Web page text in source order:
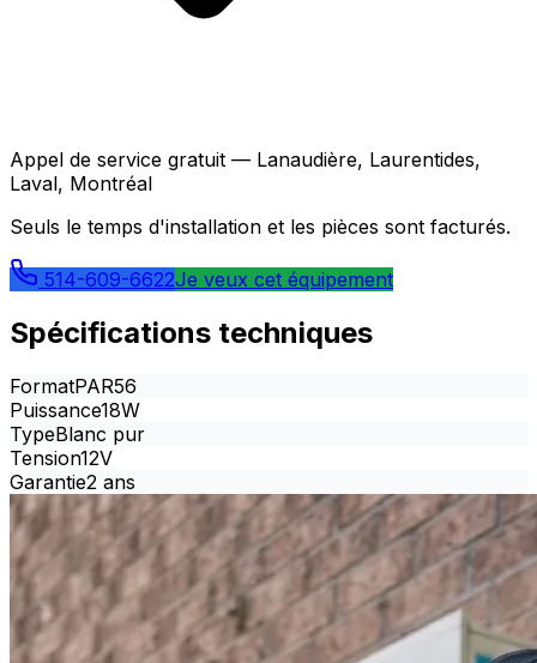
Appel de service gratuit — Lanaudière, Laurentides,
Laval, Montréal
Seuls le temps d'installation et les pièces sont facturés.
514-609-6622Je veux cet équipement
Spécifications techniques
FormatPAR56
Puissance18W
TypeBlanc pur
Tension12V
Garantie2 ans